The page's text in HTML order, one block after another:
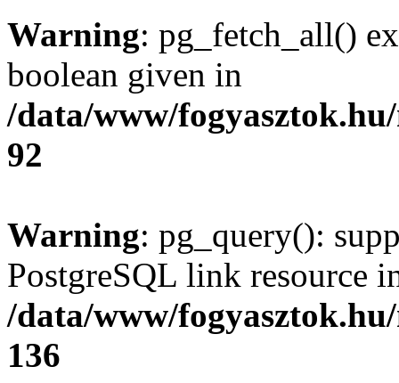
Warning: pg_fetch_all()
boolean given in
/data/www/
92
Warning: pg_query():
PostgreSQL link resource
/data/www/
136